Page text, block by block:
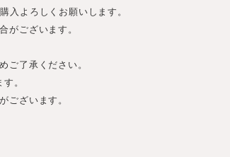
入よろしくお願いします。
がございます。
ご了承ください。
。
ございます。